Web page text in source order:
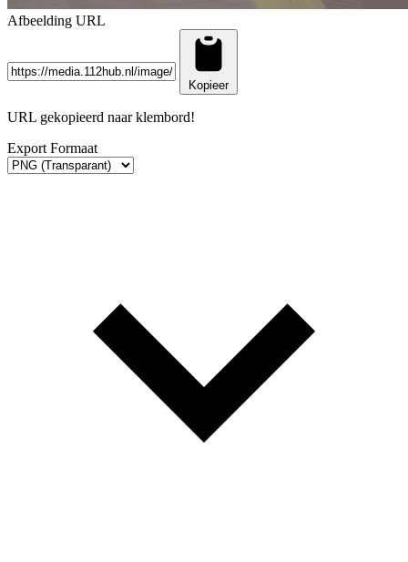
Afbeelding URL
Kopieer
URL gekopieerd naar klembord!
Export Formaat